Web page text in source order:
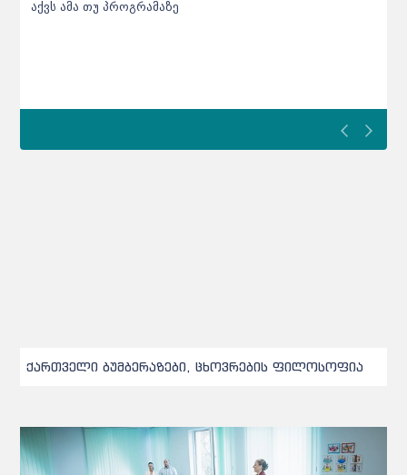
ჩარიცხვებთან დაკავშირებით სამინისტრო ინფორმაციას
ქართველი ბუმბერაზები, ცხოვრების ფილოსოფია